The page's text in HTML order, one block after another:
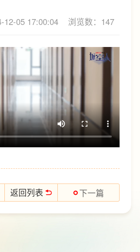
12-05 17:00:04 浏览数：147
返回列表 下一篇